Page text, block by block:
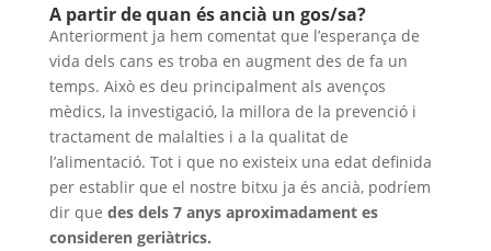
A partir de quan és ancià un gos/sa?
Anteriorment ja hem comentat que l’esperança de
vida dels cans es troba en augment des de fa un
temps. Això es deu principalment als avenços
mèdics, la investigació, la millora de la prevenció i
tractament de malalties i a la qualitat de
l’alimentació. Tot i que no existeix una edat definida
per establir que el nostre bitxu ja és ancià, podríem
dir que des dels 7 anys aproximadament es
consideren geriàtrics.